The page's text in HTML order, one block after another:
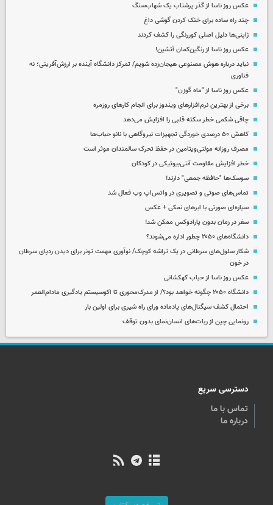
عکس روز ناسا از گذر پرشتاب یک شهاب‌سنگ
چند راه‌ ساده برای خنک کردن گوشی داغ
ژاپنی‌ها دلیل اصلی کوررنگی را کشف کردند
عکس روز ناسا از رنگین‌کمان آتشین!
نباید درباره هوش مصنوعی هیجان‌زده شویم/ تمرکز دانشگاه آینده بر ارزش‌آفرینی؛ نه
فناوری
عکس روز ناسا از "ماه گوزن"
برخی از بهترین نرم‌افزارهای ویندوز برای انجام کارهای روزمره
چاقی شکمی خطر سکته قلبی را افزایش می‌دهد
کاهش ۵۰ درصدی خوردگی تجهیزات نیروگاهی با نانو حباب‌ها
مصرف روزانه مولتی‌ویتامین در حفظ تحرک سالمندان موثر است
خطر افزایش مقاومت آنتی‌بیوتیکی در کودکان
سوسک‌ها "حافظه جمعی" دارند!
تماس‌های صوتی و تصویری در واتس‌اپ وب فعال شد
سیاره‌ای صورتی با ابرهای نمکی + عکس
سفر در زمان بدون پارادوکس ممکن شد!
دانشگاه‌های ۲۰۵۰ چطور اداره می‌شوند؟
شکار سلول‌های سرطانی در یک تراشه کوچک/ نوآوری مهمت تونر برای دیدن ردپای سرطان
در خون
عکس روز ناسا از حباب کهکشانی
دانشگاه ۲۰۵۰ چگونه خواهد بود؟/ از مدرک‌محوری تا اکوسیستم یادگیری مادام‌العمر
احتمال کشف سیگنال‌های پادماده ورای راه شیری برای اولین بار
رونمایی چین از ربات‌های انسان‌نمای بدون توقف
دسترسی سریع
تماس با ما
درباره ما